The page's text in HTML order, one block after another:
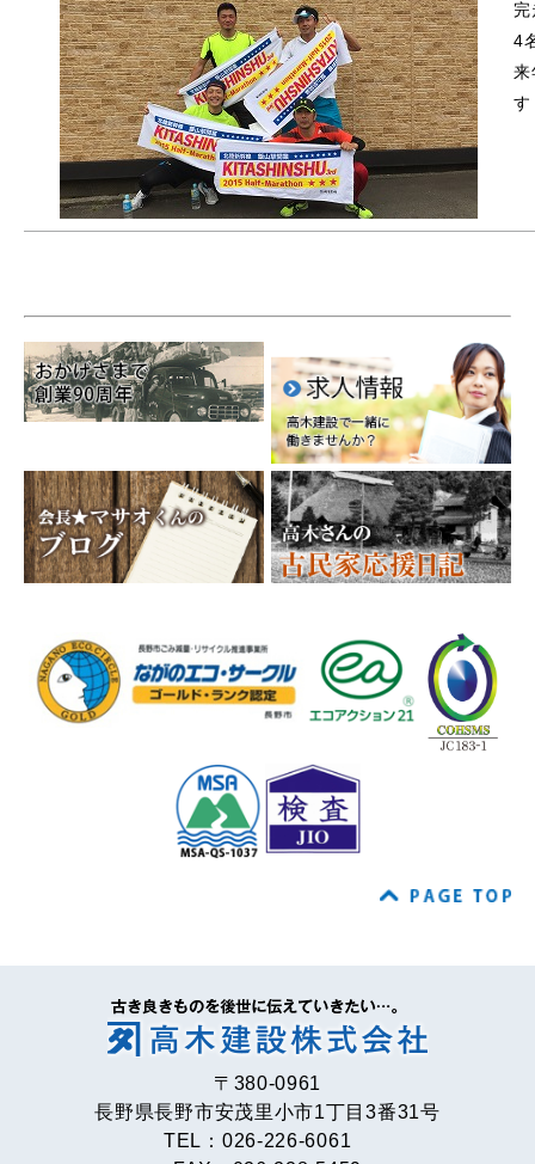
4
来
す
〒380-0961
長野県長野市安茂里小市1丁目3番31号
TEL：026-226-6061